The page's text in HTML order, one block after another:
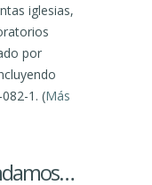
iglesias,
por
1. (Más